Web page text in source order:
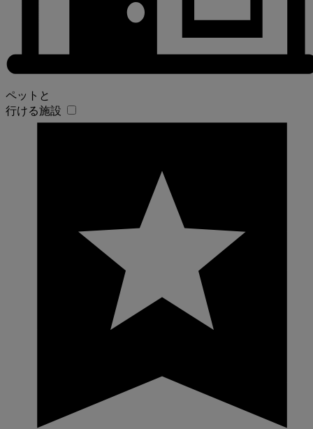
ペットと
行ける施設